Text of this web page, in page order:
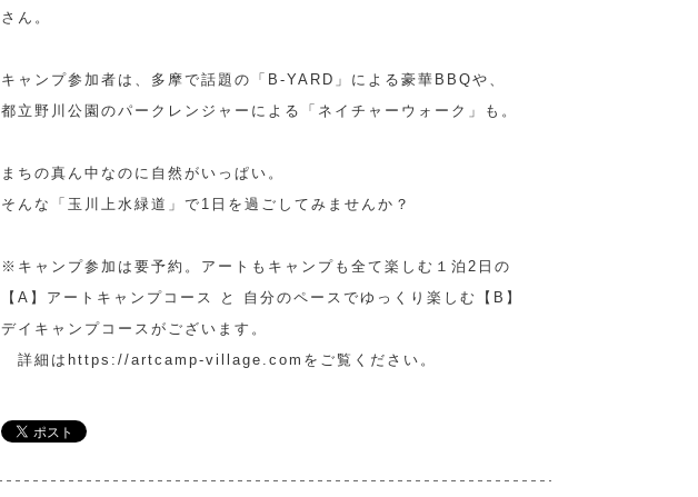
さん。
キャンプ参加者は、多摩で話題の「B-YARD」による豪華BBQや、
都立野川公園のパークレンジャーによる「ネイチャーウォーク」も。
まちの真ん中なのに自然がいっぱい。
そんな「玉川上水緑道」で1日を過ごしてみませんか？
※キャンプ参加は要予約。アートもキャンプも全て楽しむ１泊2日の
【A】アートキャンプコース と 自分のペースでゆっくり楽しむ【B】
デイキャンプコースがございます。
詳細はhttps://artcamp-village.comをご覧ください。